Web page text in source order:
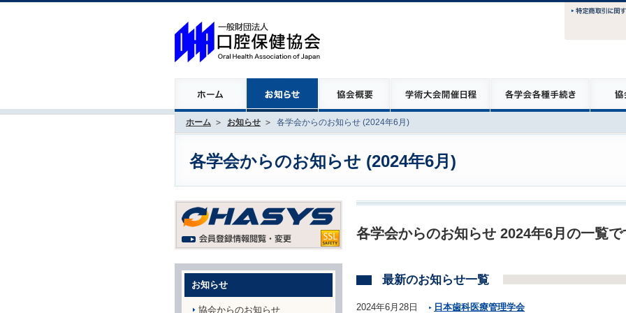
ホーム お知らせ 各学会からのお知らせ (2024年6月)
各学会からのお知らせ (2024年6月)
各学会からのお知らせ 2024年6月の一覧で
最新のお知らせ一覧
2024年6月28日 日本歯科医療管理学会
お知らせ
協会からのお知らせ